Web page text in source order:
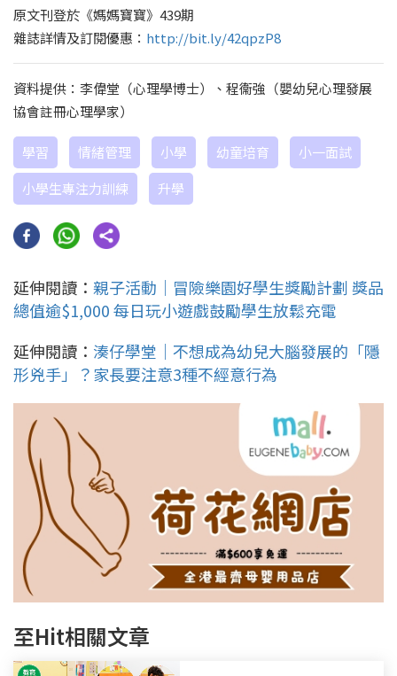
原文刊登於《媽媽寶寶》439期
雜誌詳情及訂閱優惠： http://bit.ly/42qpzP8
資料提供：李偉堂（心理學博士）、程衞強（嬰幼兒心理發展
協會註冊心理學家）
學習 情緒管理 小學 幼童培育
小一面試
小學生專注力訓練
升學
延伸閱讀： 親子活動｜冒險樂園好學生獎勵計劃 獎品
總值逾$1,000 每日玩小遊戲鼓勵學生放鬆充電
延伸閱讀： 湊仔學堂｜不想成為幼兒大腦發展的「隱
形兇手」？家長要注意3種不經意行為
至Hit相關文章